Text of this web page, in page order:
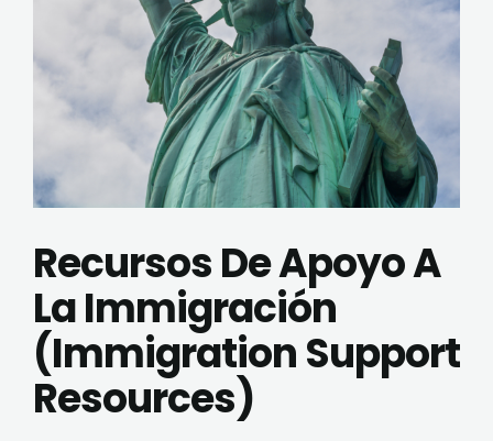
Recursos De Apoyo A
La Immigración
(Immigration Support
Resources)